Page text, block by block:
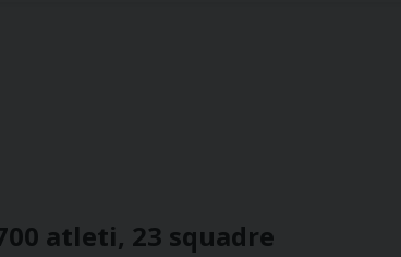
atleti, 23 squadre